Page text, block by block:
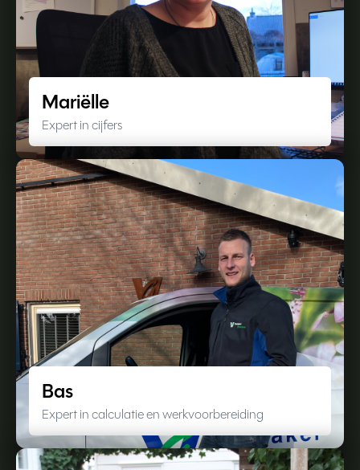
Mariëlle
Expert in cijfers
Bas
Expert in calculatie en werkvoorbereiding